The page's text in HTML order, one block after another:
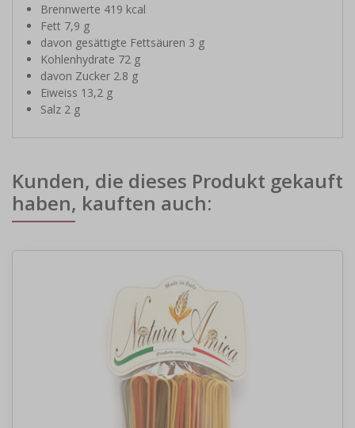
Brennwerte 419 kcal
Fett 7,9 g
davon gesättigte Fettsäuren 3 g
Kohlenhydrate 72 g
davon Zucker 2.8 g
Eiweiss 13,2 g
Salz 2 g
Kunden, die dieses Produkt gekauft
haben, kauften auch: